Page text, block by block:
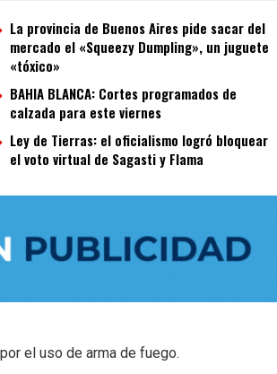
La provincia de Buenos Aires pide sacar del
mercado el «Squeezy Dumpling», un juguete
«tóxico»
BAHIA BLANCA: Cortes programados de
calzada para este viernes
Ley de Tierras: el oficialismo logró bloquear
el voto virtual de Sagasti y Flama
el uso de arma de fuego.